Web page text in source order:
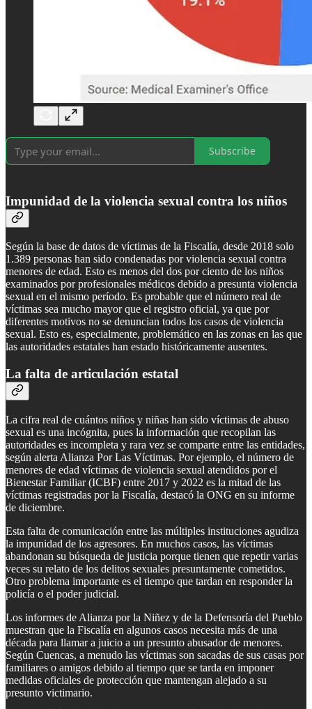
Subscribe
Impunidad de la violencia sexual contra los niños
Según la base de datos de víctimas de la Fiscalía, desde 2018 solo
1.389 personas han sido condenadas por violencia sexual contra
menores de edad. Esto es menos del dos por ciento de los niños
examinados por profesionales médicos debido a presunta violencia
sexual en el mismo período. Es probable que el número real de
víctimas sea mucho mayor que el registro oficial, ya que por
diferentes motivos no se denuncian todos los casos de violencia
sexual. Esto es, especialmente, problemático en las zonas en las que
las autoridades estatales han estado históricamente ausentes.
La falta de articulación estatal
La cifra real de cuántos niños y niñas han sido víctimas de abuso
sexual es una incógnita, pues la información que recopilan las
autoridades es incompleta y rara vez se comparte entre las entidades,
según alerta Alianza Por Las Víctimas. Por ejemplo, el número de
menores de edad víctimas de violencia sexual atendidos por el
Bienestar Familiar (ICBF) entre 2017 y 2022 es la mitad de las
víctimas registradas por la Fiscalía, destacó la ONG en su informe
de diciembre.
Esta falta de comunicación entre las múltiples instituciones agudiza
la impunidad de los agresores. En muchos casos, las víctimas
abandonan su búsqueda de justicia porque tienen que repetir varias
veces su relato de los delitos sexuales presuntamente cometidos.
Otro problema importante es el tiempo que tardan en responder la
policía o el poder judicial.
Los informes de Alianza por la Niñez y de la Defensoría del Pueblo
muestran que la Fiscalía en algunos casos necesita más de una
década para llamar a juicio a un presunto abusador de menores.
Según Cuencas, a menudo las víctimas son sacadas de sus casas por
familiares o amigos debido al tiempo que se tarda en imponer
medidas oficiales de protección que mantengan alejado a su
presunto victimario.